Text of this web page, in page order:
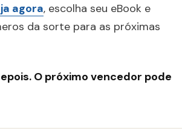
agora, escolha seu eBook e
da sorte para as próximas
O próximo vencedor pode